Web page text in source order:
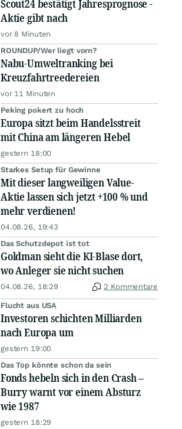
Scout24 bestätigt Jahresprognose -
Aktie gibt nach
vor 8 Minuten
ROUNDUP/Wer liegt vorn?
Nabu-Umweltranking bei
Kreuzfahrtreedereien
vor 11 Minuten
Peking pokert zu hoch
Europa sitzt beim Handelsstreit
mit China am längeren Hebel
gestern 18:00
Starkes Setup für Gewinne
Mit dieser langweiligen Value-
Aktie lassen sich jetzt +100 % und
mehr verdienen!
04.08.26, 19:43
Das Schutzdepot ist tot
Goldman sieht die KI-Blase dort,
wo Anleger sie nicht suchen
04.08.26, 18:29 2 Kommentare
Flucht aus USA
Investoren schichten Milliarden
nach Europa um
gestern 19:00
Das Top könnte schon da sein
Fonds hebeln sich in den Crash –
Burry warnt vor einem Absturz
wie 1987
gestern 18:29